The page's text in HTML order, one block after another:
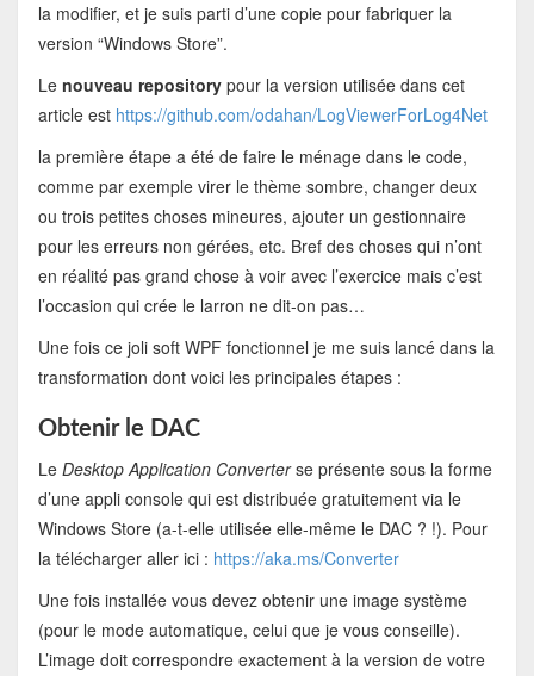
la modifier, et je suis parti d’une copie pour fabriquer la
version “Windows Store”.
Le nouveau repositorypour la version utilisée dans cet
article est https://github.com/odahan/LogViewerForLog4Net
la première étape a été de faire le ménage dans le code,
comme par exemple virer le thème sombre, changer deux
ou trois petites choses mineures, ajouter un gestionnaire
pour les erreurs non gérées, etc. Bref des choses qui n’ont
en réalité pas grand chose à voir avec l’exercice mais c’est
l’occasion qui crée le larron ne dit-on pas…
Une fois ce joli soft WPF fonctionnel je me suis lancé dans la
transformation dont voici les principales étapes :
Obtenir le DAC
Le Desktop Application Converterse présente sous la forme
d’une appli console qui est distribuée gratuitement via le
Windows Store (a-t-elle utilisée elle-même le DAC ? !). Pour
la télécharger aller ici : https://aka.ms/Converter
Une fois installée vous devez obtenir une image système
(pour le mode automatique, celui que je vous conseille).
L’image doit correspondre exactement à la version de votre